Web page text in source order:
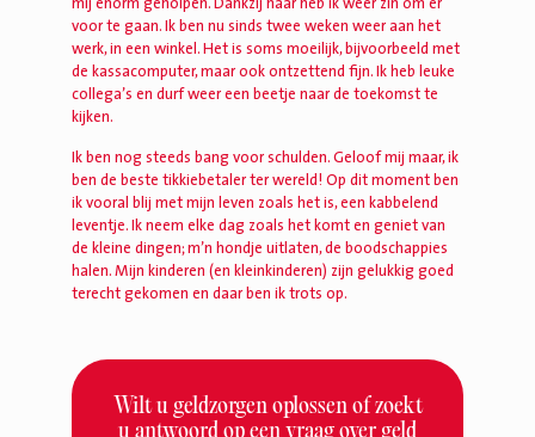
mij enorm geholpen. Dankzij haar heb ik weer zin om er
voor te gaan. Ik ben nu sinds twee weken weer aan het
werk, in een winkel. Het is soms moeilijk, bijvoorbeeld met
de kassacomputer, maar ook ontzettend fijn. Ik heb leuke
collega’s en durf weer een beetje naar de toekomst te
kijken.
Ik ben nog steeds bang voor schulden. Geloof mij maar, ik
ben de beste tikkiebetaler ter wereld! Op dit moment ben
ik vooral blij met mijn leven zoals het is, een kabbelend
leventje. Ik neem elke dag zoals het komt en geniet van
de kleine dingen; m’n hondje uitlaten, de boodschappies
halen. Mijn kinderen (en kleinkinderen) zijn gelukkig goed
terecht gekomen en daar ben ik trots op.
Wilt u geldzorgen oplossen of zoekt
u antwoord op een vraag over geld